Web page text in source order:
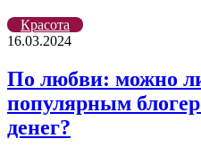
Красота
16.03.2024
По любви: можно ли
популярным
денег?